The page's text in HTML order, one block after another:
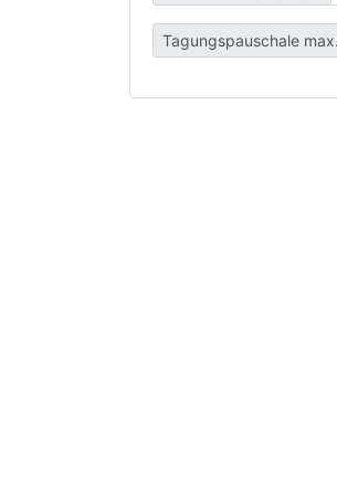
Tagungspauschale